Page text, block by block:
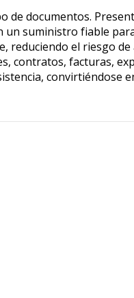
documentos.
un suministro fiable
reduciendo el riesgo
contratos, facturas,
convirtiéndose